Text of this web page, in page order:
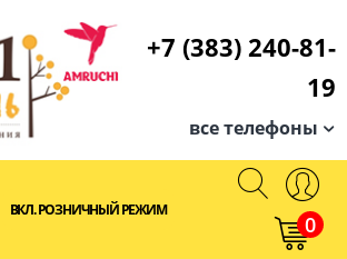
+7 (383) 240-81-
19
все телефоны
ВКЛ. РОЗНИЧНЫЙ РЕЖИМ
0